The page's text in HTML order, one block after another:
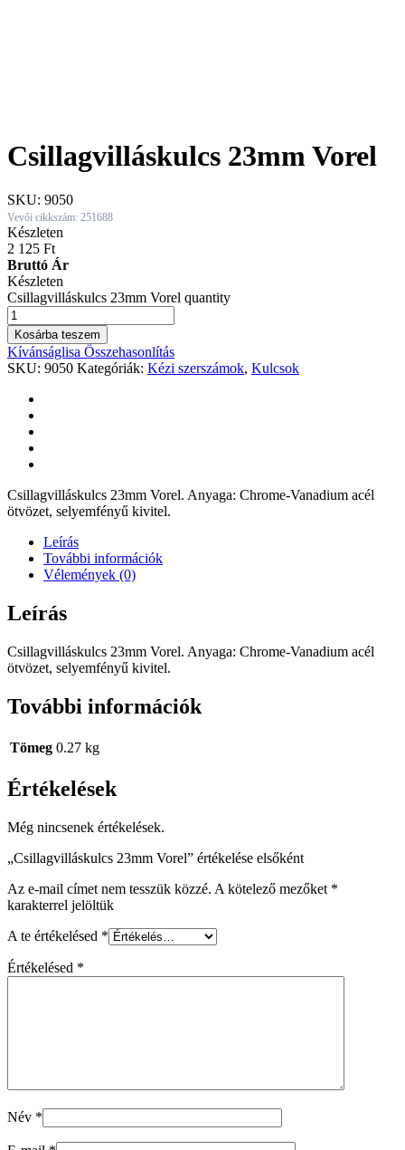
Csillagvilláskulcs 23mm Vorel
SKU: 9050
Vevői cikkszám: 251688
Készleten
2 125 Ft
Bruttó Ár
Készleten
Csillagvilláskulcs 23mm Vorel quantity
Kosárba teszem
Kívánságlisa Összehasonlítás
SKU: 9050 Kategóriák: Kézi szerszámok, Kulcsok
Csillagvilláskulcs 23mm Vorel. Anyaga: Chrome-Vanadium acél
ötvözet, selyemfényű kivitel.
Leírás
További információk
Vélemények (0)
Leírás
Csillagvilláskulcs 23mm Vorel. Anyaga: Chrome-Vanadium acél
ötvözet, selyemfényű kivitel.
További információk
Tömeg 0.27 kg
Értékelések
Még nincsenek értékelések.
„Csillagvilláskulcs 23mm Vorel” értékelése elsőként
Az e-mail címet nem tesszük közzé. A kötelező mezőket *
karakterrel jelöltük
A te értékelésed *
Értékelésed *
Név *